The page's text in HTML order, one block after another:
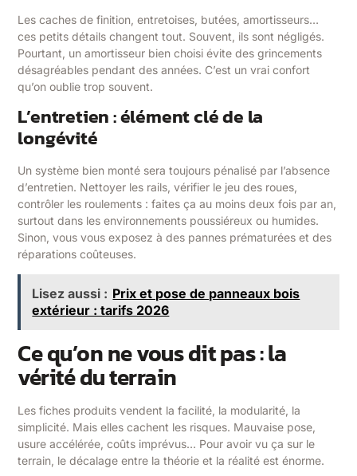
Les caches de finition, entretoises, butées, amortisseurs…
ces petits détails changent tout. Souvent, ils sont négligés.
Pourtant, un amortisseur bien choisi évite des grincements
désagréables pendant des années. C’est un vrai confort
qu’on oublie trop souvent.
L’entretien : élément clé de la
longévité
Un système bien monté sera toujours pénalisé par l’absence
d’entretien. Nettoyer les rails, vérifier le jeu des roues,
contrôler les roulements : faites ça au moins deux fois par an,
surtout dans les environnements poussiéreux ou humides.
Sinon, vous vous exposez à des pannes prématurées et des
réparations coûteuses.
Lisez aussi : Prix et pose de panneaux bois
extérieur : tarifs 2026
Ce qu’on ne vous dit pas : la
vérité du terrain
Les fiches produits vendent la facilité, la modularité, la
simplicité. Mais elles cachent les risques. Mauvaise pose,
usure accélérée, coûts imprévus… Pour avoir vu ça sur le
terrain, le décalage entre la théorie et la réalité est énorme.